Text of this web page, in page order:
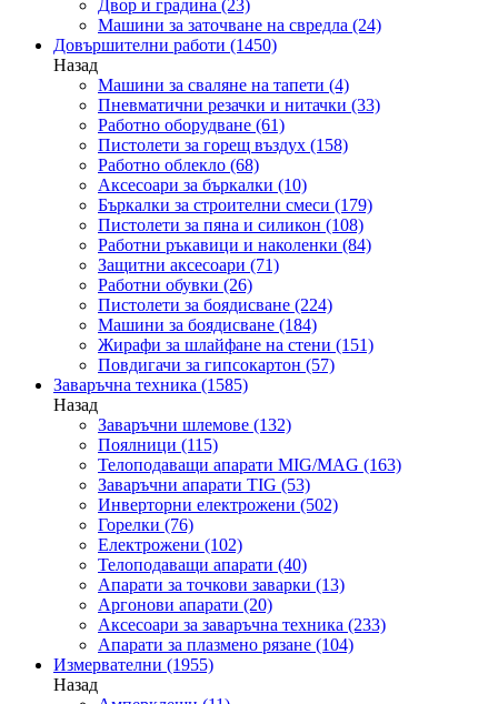
Двор и градина (23)
Машини за заточване на свредла (24)
Довършителни работи (1450)
Назад
Машини за сваляне на тапети (4)
Пневматични резачки и нитачки (33)
Работно оборудване (61)
Пистолети за горещ въздух (158)
Работно облекло (68)
Аксесоари за бъркалки (10)
Бъркалки за строителни смеси (179)
Пистолети за пяна и силикон (108)
Работни ръкавици и наколенки (84)
Защитни аксесоари (71)
Работни обувки (26)
Пистолети за боядисване (224)
Машини за боядисване (184)
Жирафи за шлайфане на стени (151)
Повдигачи за гипсокартон (57)
Заваръчна техника (1585)
Назад
Заваръчни шлемове (132)
Поялници (115)
Телоподаващи апарати MIG/MAG (163)
Заваръчни апарати TIG (53)
Инверторни електрожени (502)
Горелки (76)
Електрожени (102)
Телоподаващи апарати (40)
Апарати за точкови заварки (13)
Аргонови апарати (20)
Аксесоари за заваръчна техника (233)
Апарати за плазмено рязане (104)
Измервателни (1955)
Назад